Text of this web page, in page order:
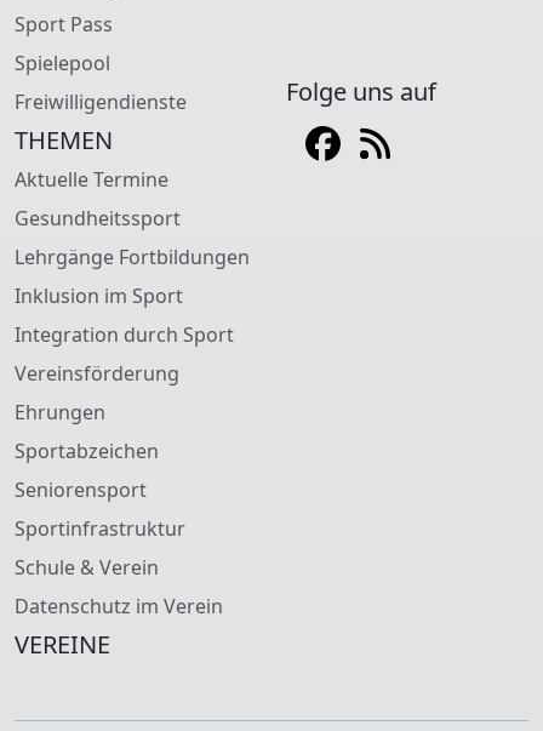
Sport Pass
Spielepool
Freiwilligendienste
THEMEN
Aktuelle Termine
Gesundheitssport
Lehrgänge Fortbildungen
Inklusion im Sport
Integration durch Sport
Vereinsförderung
Ehrungen
Sportabzeichen
Seniorensport
Sportinfrastruktur
Schule & Verein
Datenschutz im Verein
VEREINE
Folge uns auf